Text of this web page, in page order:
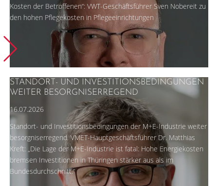
Kosten der Betroffenen“: VWT-Geschäftsführer Sven Nobereit zu
den hohen Pflegekosten in Pflegeeinrichtungen
STANDORT- UND INVESTITIONSBEDINGUNGEN
WEITER BESORGNISERREGEND
16.07.2026
Standort- und Investitionsbedingungen der M+E-Industrie weiter
besorgniserregend. VMET-Hauptgeschäftsführer Dr. Matthias
Kreft: „Die Lage der M+E-Industrie ist fatal: Hohe Energiekosten
bremsen Investitionen in Thüringen stärker aus als im
Bundesdurchschnitt.“